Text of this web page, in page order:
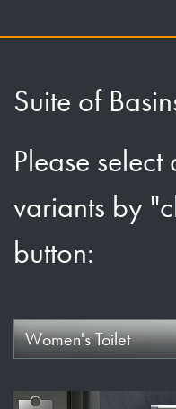
Suite of
Please
variants by
button:
Women's Toilet